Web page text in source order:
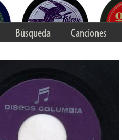
Búsqueda Canciones